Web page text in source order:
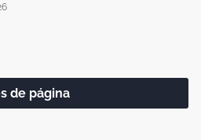
de página